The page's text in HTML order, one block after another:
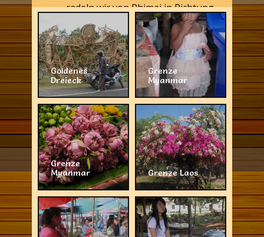
radeln wir von Phimai in Richtung
Südosten nach Nang Rong.
Goldenes
Dreieck
Grenze
Myanmar
Grenze
Myanmar
Grenze Laos